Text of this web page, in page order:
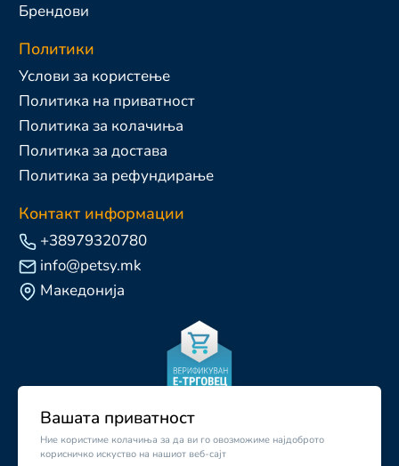
Вашата приватност
Ние користиме колачиња за да ви го овозможиме најдоброто
корисничко искуство на нашиот веб-сајт
Брендови
Политики
Услови за користење
Политика на приватност
Политика за колачиња
Политика за достава
Политика за рефундирање
Контакт информации
+38979320780
info@petsy.mk
Македонија